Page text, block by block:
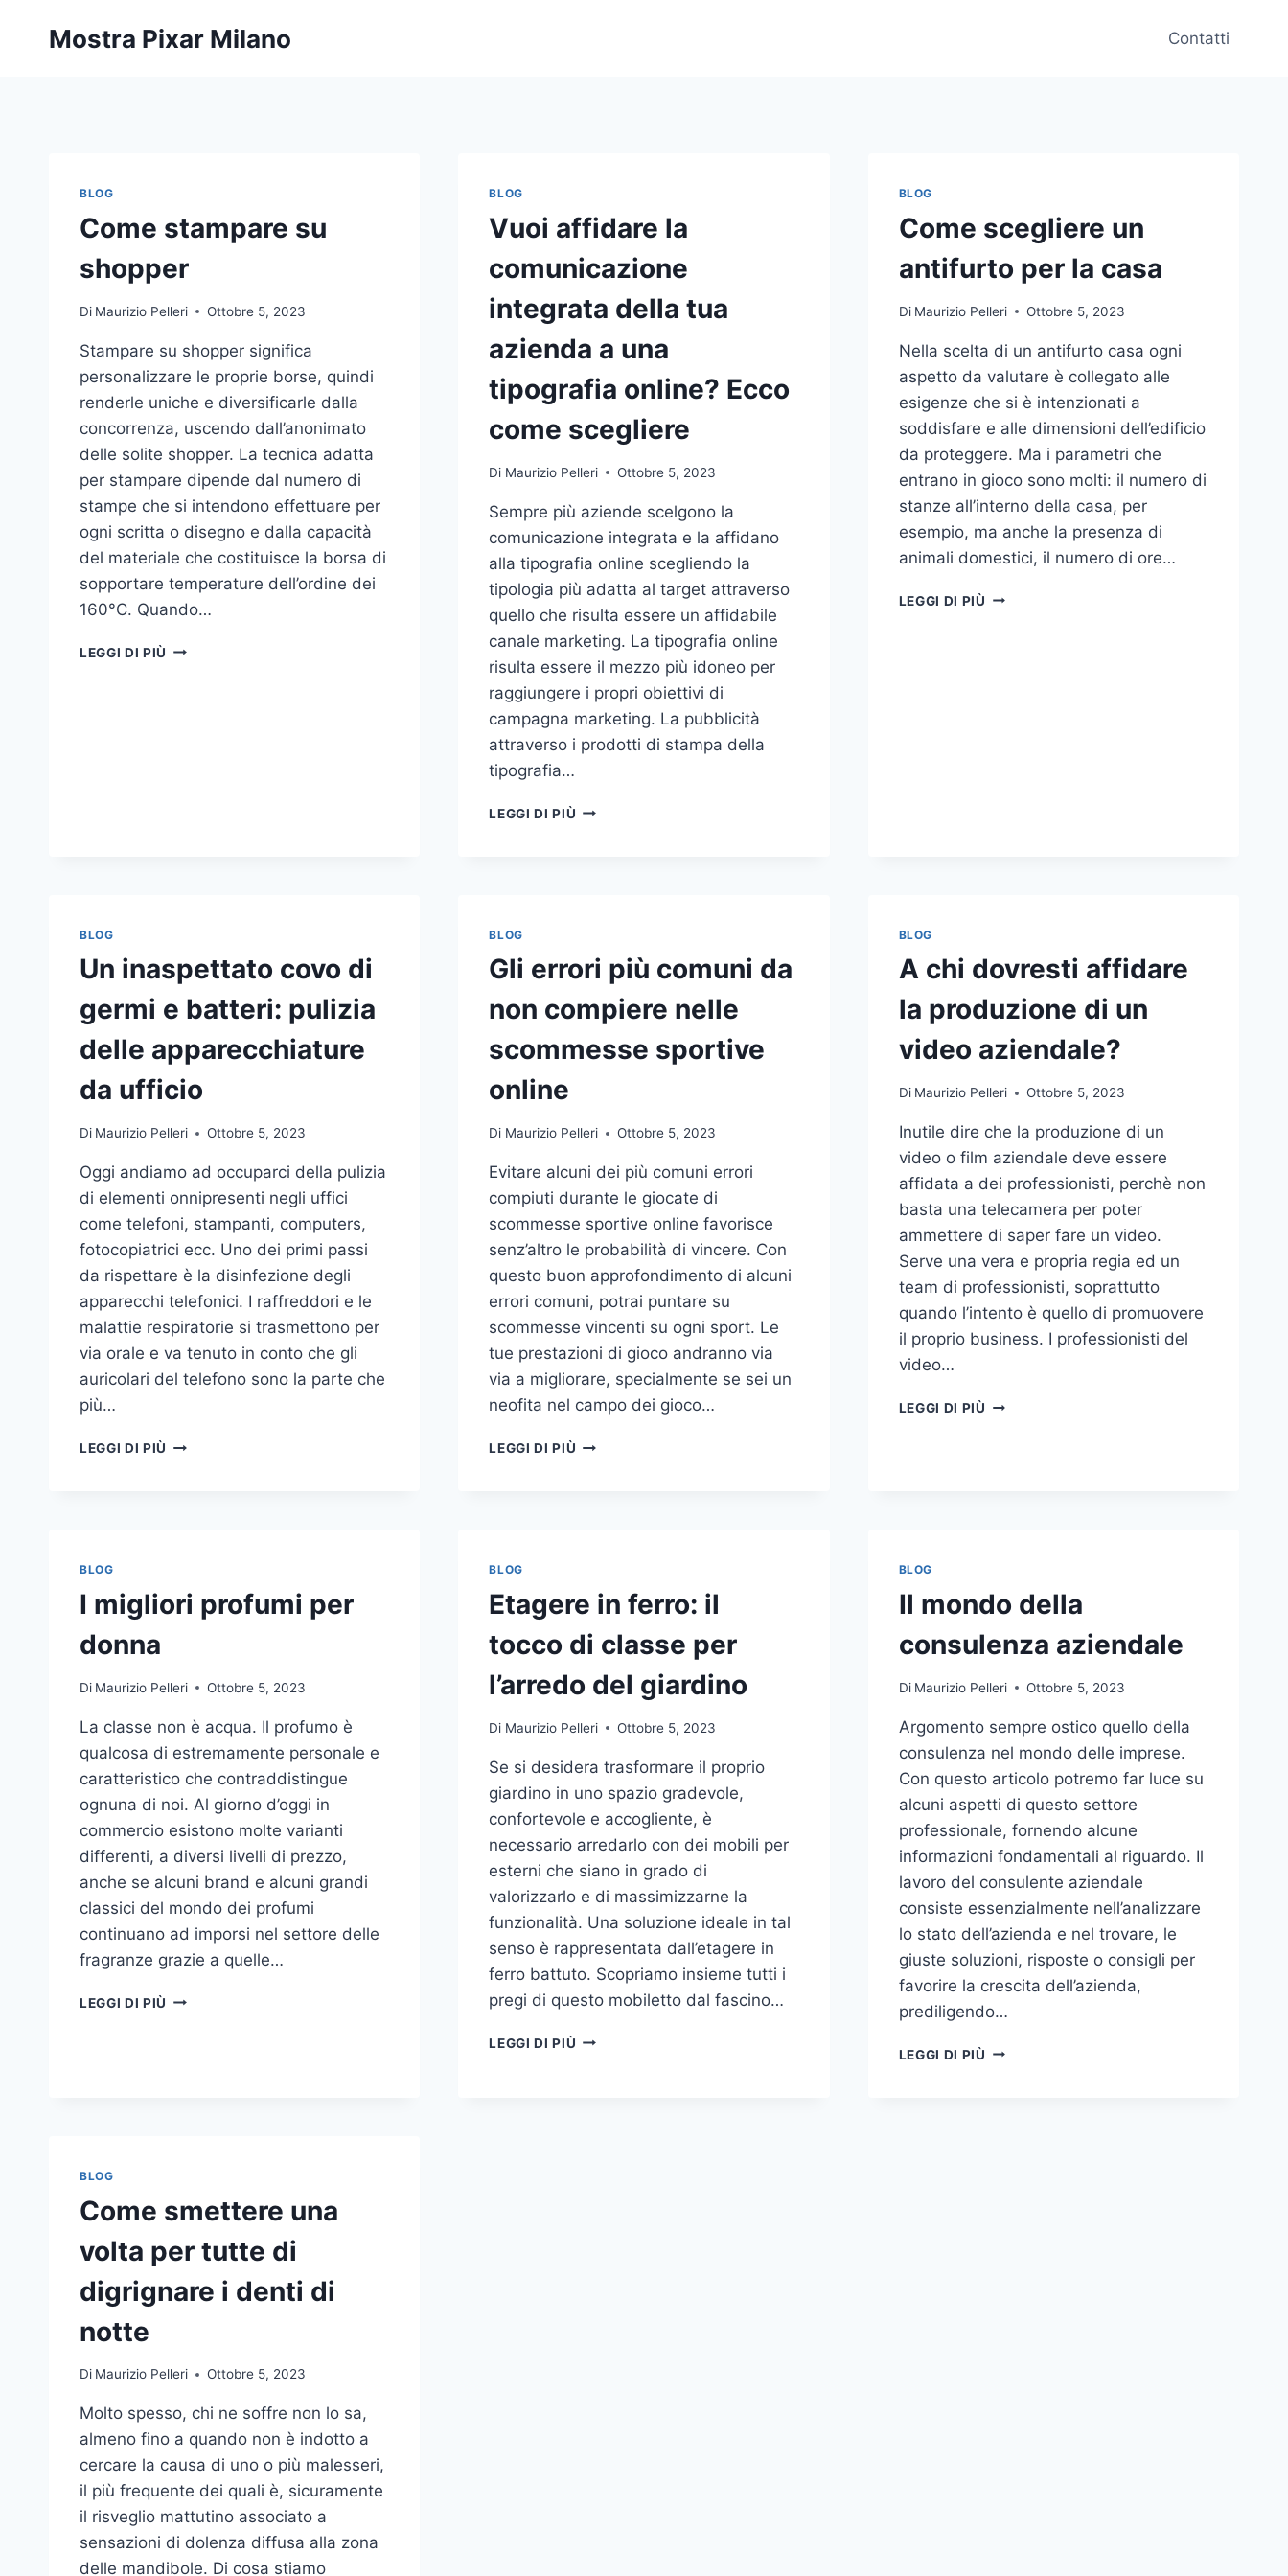
Mostra Pixar Milano Contatti
BLOG
Come stampare su
shopper
Di Maurizio Pelleri Ottobre 5, 2023
Stampare su shopper significa
personalizzare le proprie borse, quindi
renderle uniche e diversificarle dalla
concorrenza, uscendo dall’anonimato
delle solite shopper. La tecnica adatta
per stampare dipende dal numero di
stampe che si intendono effettuare per
ogni scritta o disegno e dalla capacità
del materiale che costituisce la borsa di
sopportare temperature dell’ordine dei
160°C. Quando…
LEGGI DI PIÙ COME
BLOG
Vuoi affidare la
comunicazione
integrata della tua
azienda a una
tipografia online? Ecco
come scegliere
Di Maurizio Pelleri Ottobre 5, 2023
Sempre più aziende scelgono la
comunicazione integrata e la affidano
alla tipografia online scegliendo la
tipologia più adatta al target attraverso
quello che risulta essere un affidabile
canale marketing. La tipografia online
risulta essere il mezzo più idoneo per
raggiungere i propri obiettivi di
campagna marketing. La pubblicità
attraverso i prodotti di stampa della
tipografia…
LEGGI DI PIÙ VUOI
A
TIPOGRAFIA
ONLINE?
ECCO
BLOG
Come scegliere un
antifurto per la casa
Di Maurizio Pelleri Ottobre 5, 2023
Nella scelta di un antifurto casa ogni
aspetto da valutare è collegato alle
esigenze che si è intenzionati a
soddisfare e alle dimensioni dell’edificio
da proteggere. Ma i parametri che
entrano in gioco sono molti: il numero di
stanze all’interno della casa, per
esempio, ma anche la presenza di
animali domestici, il numero di ore…
LEGGI DI PIÙ COME
BLOG
Un inaspettato covo di
germi e batteri: pulizia
delle apparecchiature
da ufficio
Di Maurizio Pelleri Ottobre 5, 2023
Oggi andiamo ad occuparci della pulizia
di elementi onnipresenti negli uffici
come telefoni, stampanti, computers,
fotocopiatrici ecc. Uno dei primi passi
da rispettare è la disinfezione degli
apparecchi telefonici. I raffreddori e le
malattie respiratorie si trasmettono per
via orale e va tenuto in conto che gli
auricolari del telefono sono la parte che
più…
LEGGI DI PIÙ UN
DELLE
APPARECCHIATURE
BLOG
Gli errori più comuni da
non compiere nelle
scommesse sportive
online
Di Maurizio Pelleri Ottobre 5, 2023
Evitare alcuni dei più comuni errori
compiuti durante le giocate di
scommesse sportive online favorisce
senz’altro le probabilità di vincere. Con
questo buon approfondimento di alcuni
errori comuni, potrai puntare su
scommesse vincenti su ogni sport. Le
tue prestazioni di gioco andranno via
via a migliorare, specialmente se sei un
neofita nel campo dei gioco…
LEGGI DI PIÙ GLI
SCOMMESSE
ONLINE
BLOG
A chi dovresti affidare
la produzione di un
video aziendale?
Di Maurizio Pelleri Ottobre 5, 2023
Inutile dire che la produzione di un
video o film aziendale deve essere
affidata a dei professionisti, perchè non
basta una telecamera per poter
ammettere di saper fare un video.
Serve una vera e propria regia ed un
team di professionisti, soprattutto
quando l’intento è quello di promuovere
il proprio business. I professionisti del
video…
LEGGI DI PIÙ
BLOG
I migliori profumi per
donna
Di Maurizio Pelleri Ottobre 5, 2023
La classe non è acqua. Il profumo è
qualcosa di estremamente personale e
caratteristico che contraddistingue
ognuna di noi. Al giorno d’oggi in
commercio esistono molte varianti
differenti, a diversi livelli di prezzo,
anche se alcuni brand e alcuni grandi
classici del mondo dei profumi
continuano ad imporsi nel settore delle
fragranze grazie a quelle…
LEGGI DI PIÙ
BLOG
Etagere in ferro: il
tocco di classe per
l’arredo del giardino
Di Maurizio Pelleri Ottobre 5, 2023
Se si desidera trasformare il proprio
giardino in uno spazio gradevole,
confortevole e accogliente, è
necessario arredarlo con dei mobili per
esterni che siano in grado di
valorizzarlo e di massimizzarne la
funzionalità. Una soluzione ideale in tal
senso è rappresentata dall’etagere in
ferro battuto. Scopriamo insieme tutti i
pregi di questo mobiletto dal fascino…
LEGGI DI PIÙ ETAGERE
BLOG
Il mondo della
consulenza aziendale
Di Maurizio Pelleri Ottobre 5, 2023
Argomento sempre ostico quello della
consulenza nel mondo delle imprese.
Con questo articolo potremo far luce su
alcuni aspetti di questo settore
professionale, fornendo alcune
informazioni fondamentali al riguardo. Il
lavoro del consulente aziendale
consiste essenzialmente nell’analizzare
lo stato dell’azienda e nel trovare, le
giuste soluzioni, risposte o consigli per
favorire la crescita dell’azienda,
prediligendo…
LEGGI DI PIÙ IL
BLOG
Come smettere una
volta per tutte di
digrignare i denti di
notte
Di Maurizio Pelleri Ottobre 5, 2023
Molto spesso, chi ne soffre non lo sa,
almeno fino a quando non è indotto a
cercare la causa di uno o più malesseri,
il più frequente dei quali è, sicuramente
il risveglio mattutino associato a
sensazioni di dolenza diffusa alla zona
delle mandibole. Di cosa stiamo